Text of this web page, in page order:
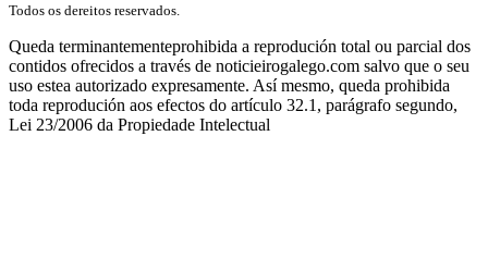
Todos os dereitos reservados.
Queda terminantementeprohibida a reprodución total ou parcial dos
contidos ofrecidos a través de noticieirogalego.com salvo que o seu
uso estea autorizado expresamente. Así mesmo, queda prohibida
toda reprodución aos efectos do artículo 32.1, parágrafo segundo,
Lei 23/2006 da Propiedade Intelectual